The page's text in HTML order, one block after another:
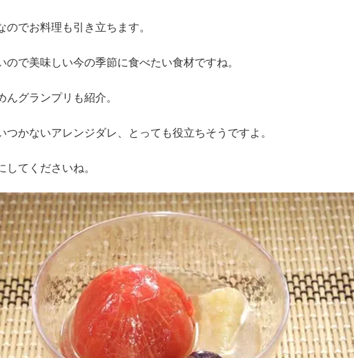
のでお料理も引き立ちます。
ので美味しい今の季節に食べたい食材ですね。
んグランプリも紹介。
つかないアレンジダレ、とっても役立ちそうですよ。
してくださいね。